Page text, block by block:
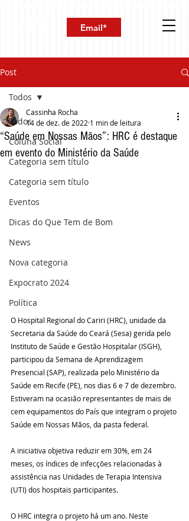
Post
Todos
Coluna Social
Categoria sem título
Categoria sem título
Eventos
Dicas do Que Tem de Bom
News
Nova categoria
Expocrato 2024
Política
Todos
“Saúde em Nossas Mãos”: HRC é destaque
em evento do Ministério da Saúde
Cassinha Rocha
14 de dez. de 2022 1 min de leitura
O Hospital Regional do Cariri (HRC), unidade da
Secretaria da Saúde do Ceará (Sesa) gerida pelo
Instituto de Saúde e Gestão Hospitalar (ISGH),
participou da Semana de Aprendizagem
Presencial (SAP), realizada pelo Ministério da
Saúde em Recife (PE), nos dias 6 e 7 de dezembro.
Estiveram na ocasião representantes de mais de
cem equipamentos do País que integram o projeto
Saúde em Nossas Mãos, da pasta federal.
A iniciativa objetiva reduzir em 30%, em 24
meses, os índices de infecções relacionadas à
assistência nas Unidades de Terapia Intensiva
(UTI) dos hospitais participantes.
O HRC integra o projeto há um ano. Neste